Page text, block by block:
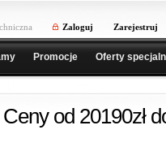
Zaloguj Zarejestruj
Promocje Oferty
od 20190zł